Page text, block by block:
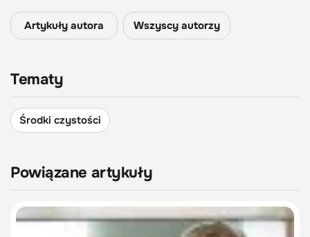
Artykuły autora Wszyscy autorzy
Tematy
Środki czystości
Powiązane artykuły